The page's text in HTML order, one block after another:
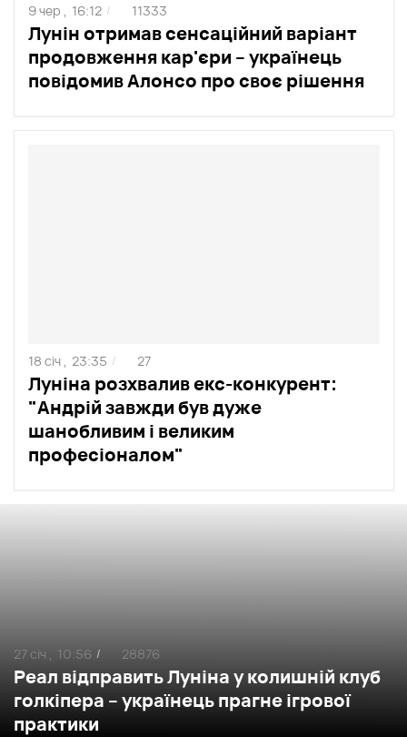
Лунін отримав сенсаційний варіант
продовження кар'єри – українець
повідомив Алонсо про своє рішення
9 чер , 16:12 / 11333
Луніна розхвалив екс-конкурент:
"Андрій завжди був дуже
шанобливим і великим
професіоналом"
18 січ , 23:35 / 27
Реал відправить Луніна у колишній клуб
голкіпера – українець прагне ігрової
практики
27 січ , 10:56 / 28876